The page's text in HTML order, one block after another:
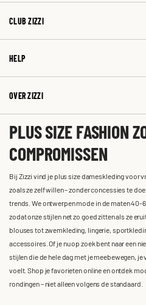
CLUB ZIZZI
HELP
OVER ZIZZI
PLUS SIZE FASHION
COMPROMISSEN
Bij Zizzi vind je plus size dameskleding voor
zoals ze zelf willen – zonder concessies te
trends. We ontwerpen mode in de maten
zodat onze stijlen net zo goed zitten als ze
blouses tot zwemkleding, lingerie,
accessoires. Of je nu op zoek bent naar een
stijlen die de hele dag met je meebewegen,
voelt. Shop je favorieten online en ontdek
rondingen – niet alleen volgens de standaard.